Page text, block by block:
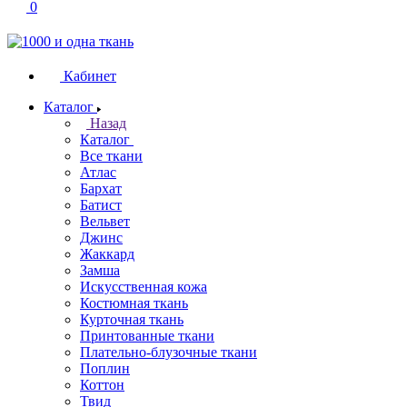
0
Кабинет
Каталог
Назад
Каталог
Все ткани
Атлас
Бархат
Батист
Вельвет
Джинс
Жаккард
Замша
Искусственная кожа
Костюмная ткань
Курточная ткань
Принтованные ткани
Плательно-блузочные ткани
Поплин
Коттон
Твид